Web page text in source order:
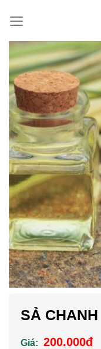
SẢ CHANH
Giá: 200.000đ